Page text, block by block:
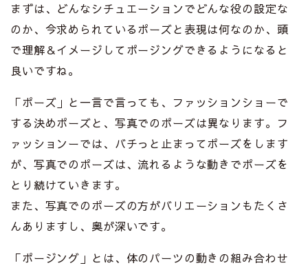
まずは、どんなシチュエーションでどんな役の設定な
のか、今求められているポーズと表現は何なのか、頭
で理解＆イメージしてポージングできるようになると
良いですね。
「ポーズ」と一言で言っても、ファッションショーで
する決めポーズと、写真でのポーズは異なります。フ
ァッションーでは、バチっと止まってポーズをします
が、写真でのポーズは、流れるような動きでポーズを
とり続けていきます。
また、写真でのポーズの方がバリエーションもたくさ
んありますし、奥が深いです。
「ポージング」とは、体のパーツの動きの組み合わせ